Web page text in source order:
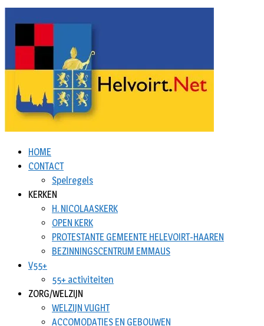
HOME
CONTACT
Spelregels
KERKEN
H. NICOLAASKERK
OPEN KERK
PROTESTANTE GEMEENTE HELEVOIRT-HAAREN
BEZINNINGSCENTRUM EMMAUS
V55+
55+ activiteiten
ZORG/WELZIJN
WELZIJN VUGHT
ACCOMODATIES EN GEBOUWEN